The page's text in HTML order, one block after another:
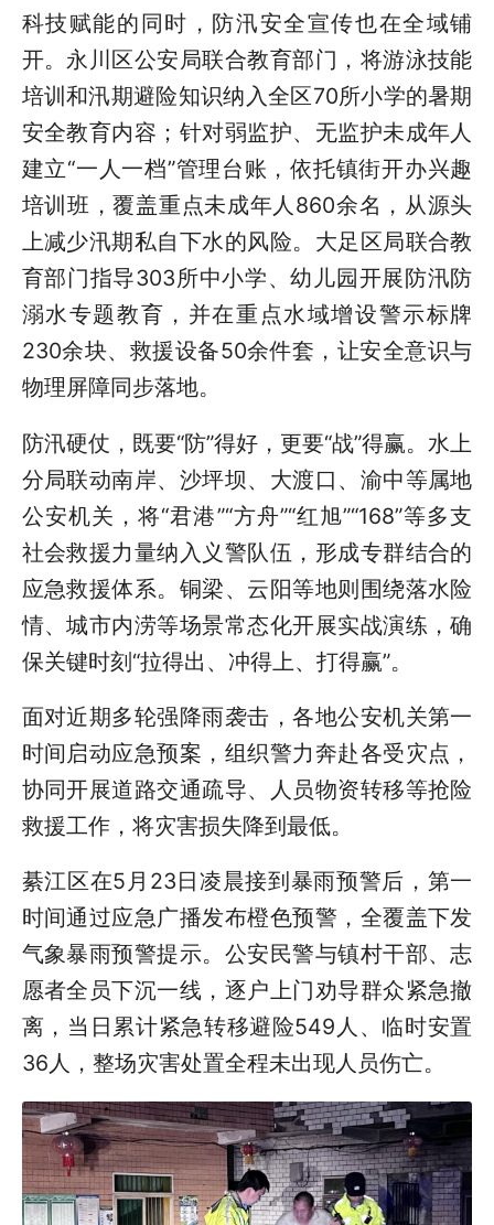
科技赋能的同时，防汛安全宣传也在全域铺
开。永川区公安局联合教育部门，将游泳技能
培训和汛期避险知识纳入全区70所小学的暑期
安全教育内容；针对弱监护、无监护未成年人
建立“一人一档”管理台账，依托镇街开办兴趣
培训班，覆盖重点未成年人860余名，从源头
上减少汛期私自下水的风险。大足区局联合教
育部门指导303所中小学、幼儿园开展防汛防
溺水专题教育，并在重点水域增设警示标牌
230余块、救援设备50余件套，让安全意识与
物理屏障同步落地。
防汛硬仗，既要“防”得好，更要“战”得赢。水上
分局联动南岸、沙坪坝、大渡口、渝中等属地
公安机关，将“君港”“方舟”“红旭”“168”等多支
社会救援力量纳入义警队伍，形成专群结合的
应急救援体系。铜梁、云阳等地则围绕落水险
情、城市内涝等场景常态化开展实战演练，确
保关键时刻“拉得出、冲得上、打得赢”。
面对近期多轮强降雨袭击，各地公安机关第一
时间启动应急预案，组织警力奔赴各受灾点，
协同开展道路交通疏导、人员物资转移等抢险
救援工作，将灾害损失降到最低。
綦江区在5月23日凌晨接到暴雨预警后，第一
时间通过应急广播发布橙色预警，全覆盖下发
气象暴雨预警提示。公安民警与镇村干部、志
愿者全员下沉一线，逐户上门劝导群众紧急撤
离，当日累计紧急转移避险549人、临时安置
36人，整场灾害处置全程未出现人员伤亡。